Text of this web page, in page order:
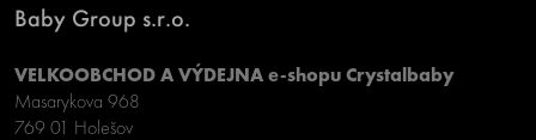
Baby Group s.r.o.
VELKOOBCHOD A VÝDEJNA e-shopu Crystalbaby
Masarykova 968
769 01 Holešov